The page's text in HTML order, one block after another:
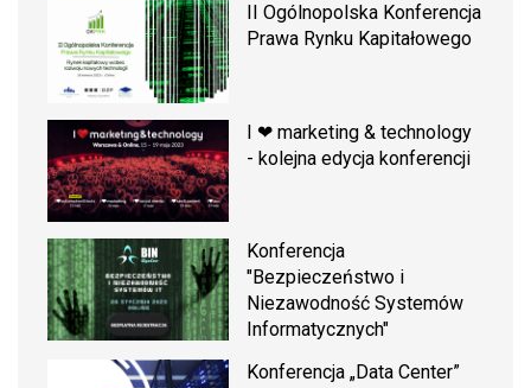
II Ogólnopolska Konferencja
Prawa Rynku Kapitałowego
I ❤ marketing & technology
- kolejna edycja konferencji
Konferencja
"Bezpieczeństwo i
Niezawodność Systemów
Informatycznych"
Konferencja „Data Center”